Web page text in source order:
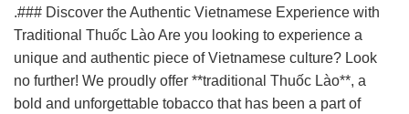
.### Discover the Authentic Vietnamese Experience with
Traditional Thuốc Lào Are you looking to experience a
unique and authentic piece of Vietnamese culture? Look
no further! We proudly offer **traditional Thuốc Lào**, a
bold and unforgettable tobacco that has been a part of